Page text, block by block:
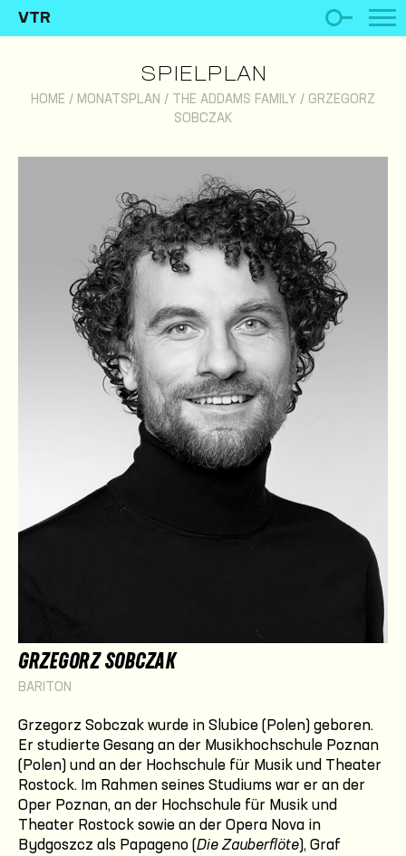
VTR
SPIELPLAN
HOME / MONATSPLAN / THE ADDAMS FAMILY / GRZEGORZ
SOBCZAK
GRZEGORZ SOBCZAK
BARITON
Grzegorz Sobczak wurde in Slubice (Polen) geboren.
Er studierte Gesang an der Musikhochschule Poznan
(Polen) und an der Hochschule für Musik und Theater
Rostock. Im Rahmen seines Studiums war er an der
Oper Poznan, an der Hochschule für Musik und
Theater Rostock sowie an der Opera Nova in
Bydgoszcz als Papageno (Die Zauberflöte), Graf